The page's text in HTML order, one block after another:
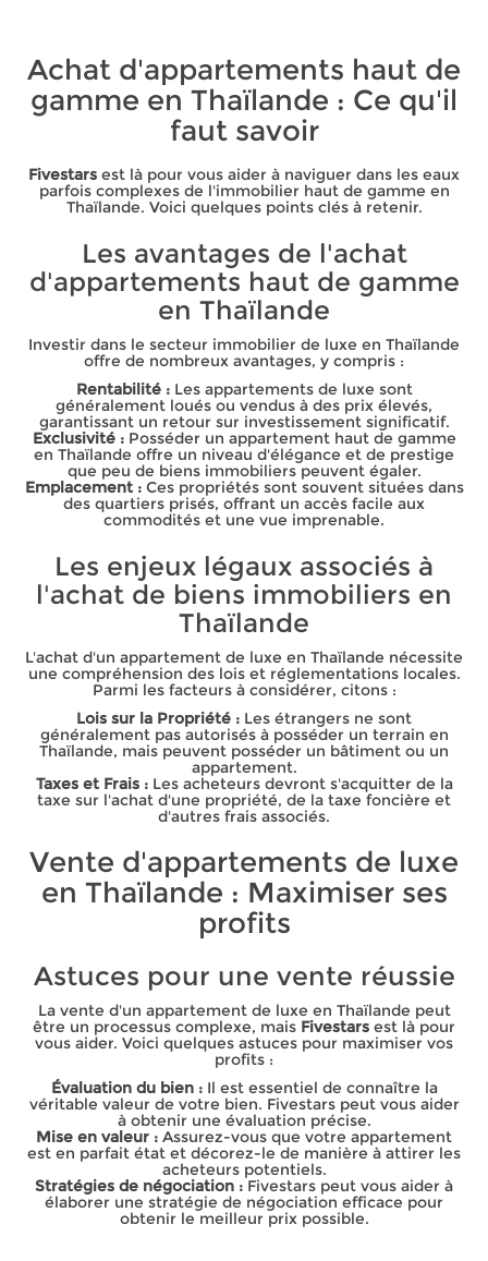
Achat d'appartements haut de
gamme en Thaïlande : Ce qu'il
faut savoir
Fivestars est là pour vous aider à naviguer dans les eaux
parfois complexes de l'immobilier haut de gamme en
Thaïlande. Voici quelques points clés à retenir.
Les avantages de l'achat
d'appartements haut de gamme
en Thaïlande
Investir dans le secteur immobilier de luxe en Thaïlande
offre de nombreux avantages, y compris :
Rentabilité :Les appartements de luxe sont
généralement loués ou vendus à des prix élevés,
garantissant un retour sur investissement significatif.
Exclusivité :Posséder un appartement haut de gamme
en Thaïlande offre un niveau d'élégance et de prestige
que peu de biens immobiliers peuvent égaler.
Emplacement :Ces propriétés sont souvent situées dans
des quartiers prisés, offrant un accès facile aux
commodités et une vue imprenable.
Les enjeux légaux associés à
l'achat de biens immobiliers en
Thaïlande
L'achat d'un appartement de luxe en Thaïlande nécessite
une compréhension des lois et réglementations locales.
Parmi les facteurs à considérer, citons :
Lois sur la Propriété : Les étrangers ne sont
généralement pas autorisés à posséder un terrain en
Thaïlande, mais peuvent posséder un bâtiment ou un
appartement.
Taxes et Frais :Les acheteurs devront s'acquitter de la
taxe sur l'achat d'une propriété, de la taxe foncière et
d'autres frais associés.
Vente d'appartements de luxe
en Thaïlande : Maximiser ses
profits
Astuces pour une vente réussie
La vente d'un appartement de luxe en Thaïlande peut
être un processus complexe, mais Fivestars est là pour
vous aider. Voici quelques astuces pour maximiser vos
profits :
Évaluation du bien :Il est essentiel de connaître la
véritable valeur de votre bien. Fivestars peut vous aider
à obtenir une évaluation précise.
Mise en valeur : Assurez-vous que votre appartement
est en parfait état et décorez-le de manière à attirer les
acheteurs potentiels.
Stratégies de négociation : Fivestars peut vous aider à
élaborer une stratégie de négociation efficace pour
obtenir le meilleur prix possible.